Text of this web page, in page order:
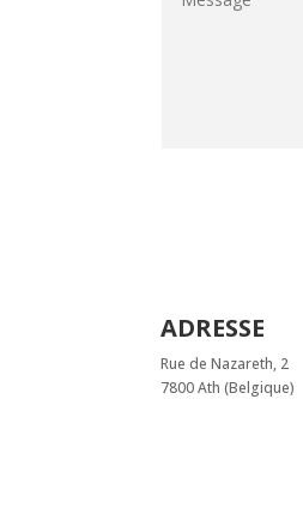
ADRESSE
Rue de Nazareth, 2
7800 Ath (Belgique)